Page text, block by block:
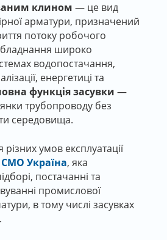
клином — це вид
арматури, призначений
потоку робочого
широко
водопостачання,
енергетиці та
функція засувки —
трубопроводу без
середовища.
умов експлуатації
CMO Україна, яка
постачанні та
промислової
в тому числі засувках